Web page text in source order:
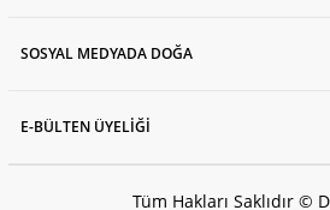
SOSYAL MEDYADA DOĞA
E-BÜLTEN ÜYELİĞİ
Tüm Hakları Saklıdır ©